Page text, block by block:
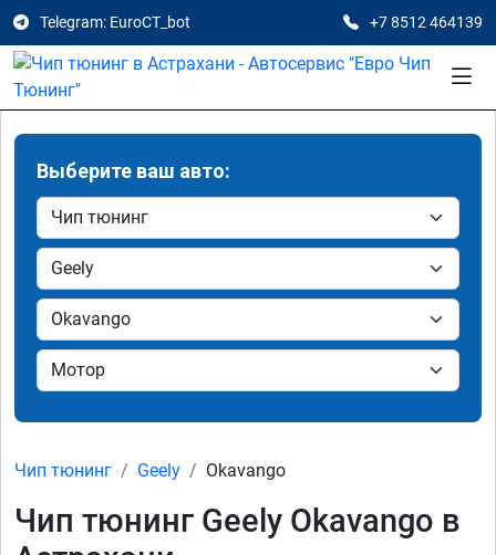
Telegram: EuroCT_bot +7 8512 464139
Выберите ваш авто:
Чип тюнинг Geely Okavango
Чип тюнинг Geely Okavango в